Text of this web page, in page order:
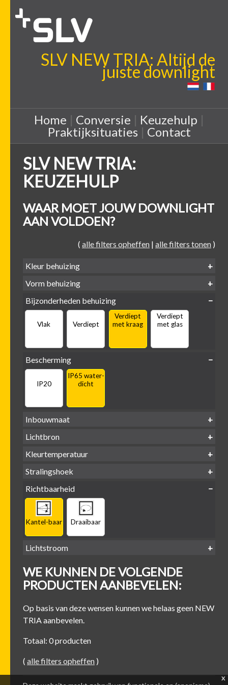
SLV NEW TRIA: Altijd de
juiste downlight
Home | Conversie | Keuzehulp |
Praktijksituaties| Contact
SLV NEW TRIA:
KEUZEHULP
WAAR MOET JOUW DOWNLIGHT
AAN VOLDOEN?
( alle filters opheffen | alle filters tonen )
Kleur behuizing
Zwart Wit
Vorm behuizing
Bijzonderheden behuizing
Vlak Verdiept
Verdiept
met kraag
Verdiept
met glas
Bescherming
IP20
IP65 water-
dicht
Inbouwmaat
Ø
Lichtbron
GU10
Kleurtemperatuur
2700K
Stralingshoek
Richtbaarheid
Kantel-baar Draaibaar
Lichtstroom
500 lm
-
600 lm
-
700 lm
800 lm
WE KUNNEN DE VOLGENDE
PRODUCTEN AANBEVELEN:
Op basis van deze wensen kunnen we helaas geen NEW
TRIA aanbevelen.
Totaal: 0 producten
( alle filters opheffen )
x